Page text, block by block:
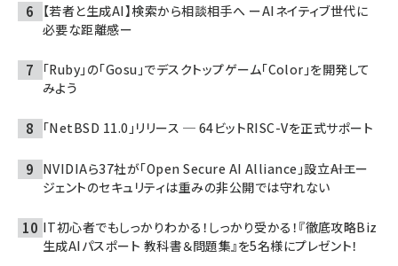
【若者と生成AI】検索から相談相手へ ーAIネイティブ世代に
必要な距離感ー
「Ruby」の「Gosu」でデスクトップゲーム「Color」を開発して
みよう
「NetBSD 11.0」リリース ─ 64ビットRISC-Vを正式サポート
NVIDIAら37社が「Open Secure AI Alliance」設立――AIエー
ジェントのセキュリティは重みの非公開では守れない
IT初心者でもしっかりわかる！しっかり受かる！『徹底攻略Biz
生成AIパスポート 教科書＆問題集』を5名様にプレゼント！